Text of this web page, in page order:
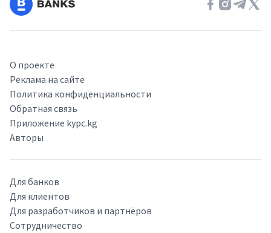
О проекте
Реклама на сайте
Политика конфиденциальности
Обратная связь
Приложение kypc.kg
Авторы
Для банков
Для клиентов
Для разработчиков и партнёров
Сотрудничество